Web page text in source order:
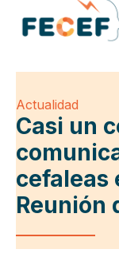
Actualidad
Casi un
cefaleas
Reunión